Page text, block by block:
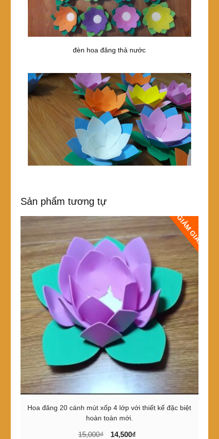
đèn hoa đăng thả nước
Sản phẩm tương tự
GIẢM GIÁ!
Hoa đăng 20 cánh mút xốp 4 lớp với thiết kế đặc biệt
hoàn toàn mới.
15,000₫
Giá
14,500₫